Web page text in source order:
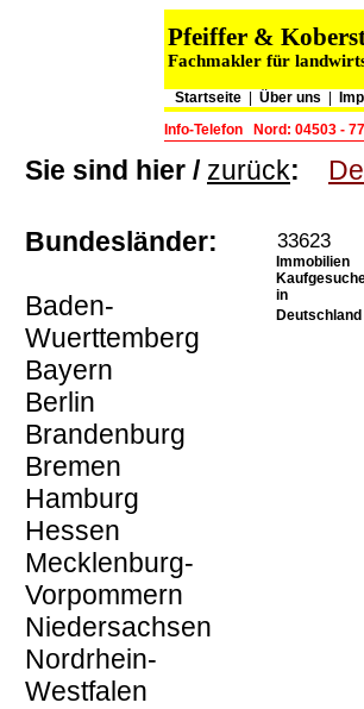
Pfeiffer &
Fachmakler für
Startseite Über uns
Info-Telefon
Nord: 04503 -
Sie sind hier / zurück:
Bundesländer:
Baden-
Wuerttemberg
Bayern
Berlin
Brandenburg
Bremen
Hamburg
Hessen
Mecklenburg-
Vorpommern
Niedersachsen
Nordrhein-
Westfalen
33623
Immobilien
in
Deutschland